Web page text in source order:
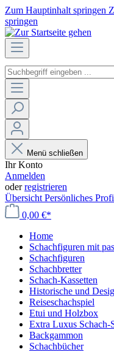
Zum Hauptinhalt springen
springen
Menü schließen
Ihr Konto
Anmelden
oderregistrieren
Übersicht Persönliches
0,00 €*
Home
Schachfiguren mit
Schachfiguren
Schachbretter
Schach-Kassetten
Historische und
Reiseschachspiel
Etui und Holzbox
Extra Luxus Schach-
Backgammon
Schachbücher